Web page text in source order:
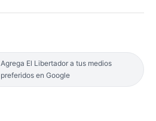
Agrega El Libertador a tus medios
preferidos en Google